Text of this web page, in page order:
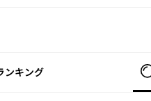
ンキング